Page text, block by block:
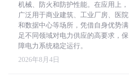
机械、防火和防护性能。在应用上，
广泛用于商业建筑、工业厂房、医院
和数据中心等场所，凭借自身优势满
足不同领域对电力供应的高要求，保
障电力系统稳定运行。
2026年8月4日